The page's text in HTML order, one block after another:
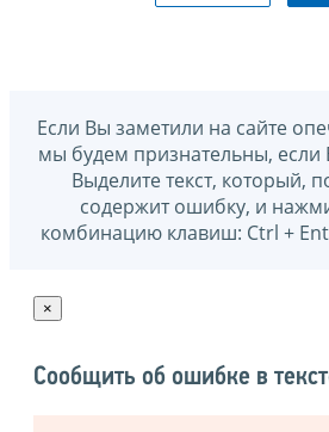
Если Вы заметили на сайте
мы будем признательны,
Выделите текст, который,
содержит ошибку, и
комбинацию клавиш: Ctrl +
×
Сообщить об ошибке в